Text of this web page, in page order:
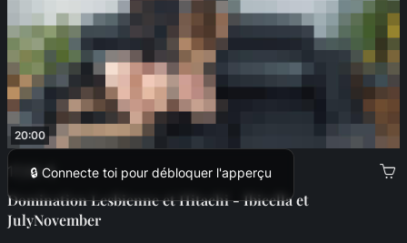
20:00
🔒 Connecte toi pour débloquer l'apperçu
17,00 €
Domination Lesbienne et Hitachi - Ibicella et
JulyNovember